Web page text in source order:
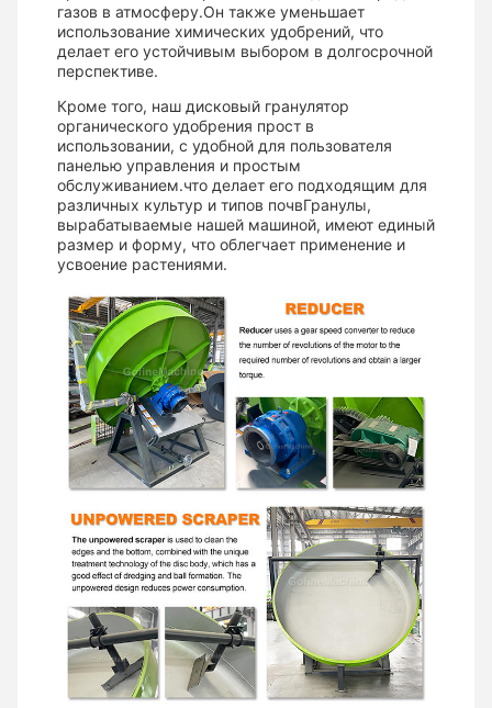
газов в атмосферу.Он также уменьшает
использование химических удобрений, что
делает его устойчивым выбором в долгосрочной
перспективе.
Кроме того, наш дисковый гранулятор
органического удобрения прост в
использовании, с удобной для пользователя
панелью управления и простым
обслуживанием.что делает его подходящим для
различных культур и типов почвГранулы,
вырабатываемые нашей машиной, имеют единый
размер и форму, что облегчает применение и
усвоение растениями.